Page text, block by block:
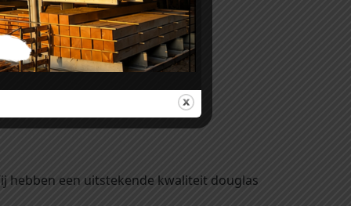
hebben een uitstekende kwaliteit douglas